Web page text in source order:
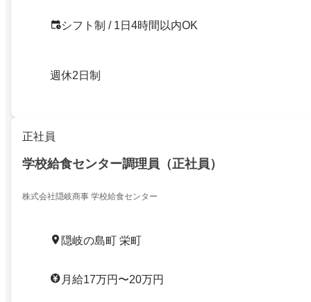
シフト制 / 1日4時間以内OK
週休2日制
正社員
学校給食センター調理員（正社員）
株式会社隠岐商事 学校給食センター
隠岐の島町 栄町
月給17万円〜20万円